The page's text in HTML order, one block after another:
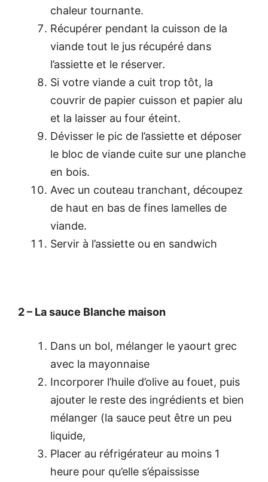
chaleur tournante.
Récupérer pendant la cuisson de la
viande tout le jus récupéré dans
l’assiette et le réserver.
Si votre viande a cuit trop tôt, la
couvrir de papier cuisson et papier alu
et la laisser au four éteint.
Dévisser le pic de l’assiette et déposer
le bloc de viande cuite sur une planche
en bois.
Avec un couteau tranchant, découpez
de haut en bas de fines lamelles de
viande.
Servir à l’assiette ou en sandwich
2 – La sauce Blanche maison
Dans un bol, mélanger le yaourt grec
avec la mayonnaise
Incorporer l’huile d’olive au fouet, puis
ajouter le reste des ingrédients et bien
mélanger (la sauce peut être un peu
liquide,
Placer au réfrigérateur au moins 1
heure pour qu’elle s’épaississe